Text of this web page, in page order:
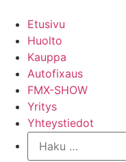
Etusivu
Huolto
Kauppa
Autofixaus
FMX-SHOW
Yritys
Yhteystiedot